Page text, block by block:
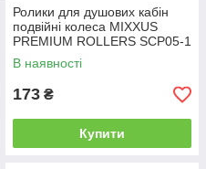
Ролики для душових кабін
подвійні колеса MIXXUS
PREMIUM ROLLERS SCP05-1
BLACK верхні (25 mm для
DIVERSE SC03) (MI8168)
В наявності
173 ₴
Купити